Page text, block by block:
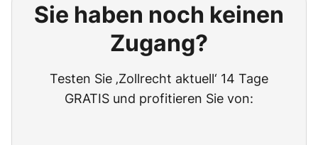
Sie haben noch keinen
Zugang?
Testen Sie ‚Zollrecht aktuell‘ 14 Tage
GRATIS und profitieren Sie von: